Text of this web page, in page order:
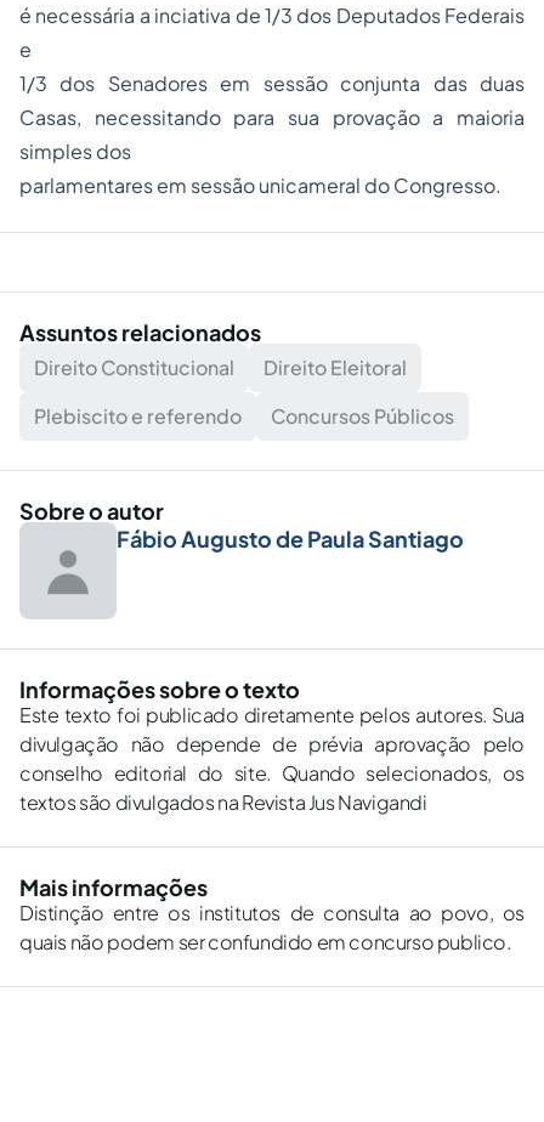
é necessária a inciativa de 1/3 dos Deputados Federais
e
1/3 dos Senadores em sessão conjunta das duas
Casas, necessitando para sua provação a maioria
simples dos
parlamentares em sessão unicameral do Congresso.
Assuntos relacionados
Direito Constitucional
Direito Eleitoral
Plebiscito e referendo
Concursos Públicos
Sobre o autor
Fábio Augusto de Paula Santiago
Informações sobre o texto
Este texto foi publicado diretamente pelos autores. Sua
divulgação não depende de prévia aprovação pelo
conselho editorial do site. Quando selecionados, os
textos são divulgados na Revista Jus Navigandi
Mais informações
Distinção entre os institutos de consulta ao povo, os
quais não podem ser confundido em concurso publico.